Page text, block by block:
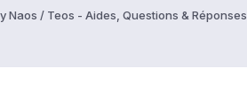
Naos / Teos - Aides, Questions & Réponses